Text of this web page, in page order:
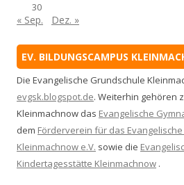
30
« Sep. Dez. »
EV. BILDUNGSCAMPUS
Die Evangelische Grundschule
evgsk.blogspot.de. Weiterhin gehören
Kleinmachnow das Evangelische
dem Förderverein für das
Kleinmachnow e.V. sowie die
Kindertagesstätte Kleinmachnow .